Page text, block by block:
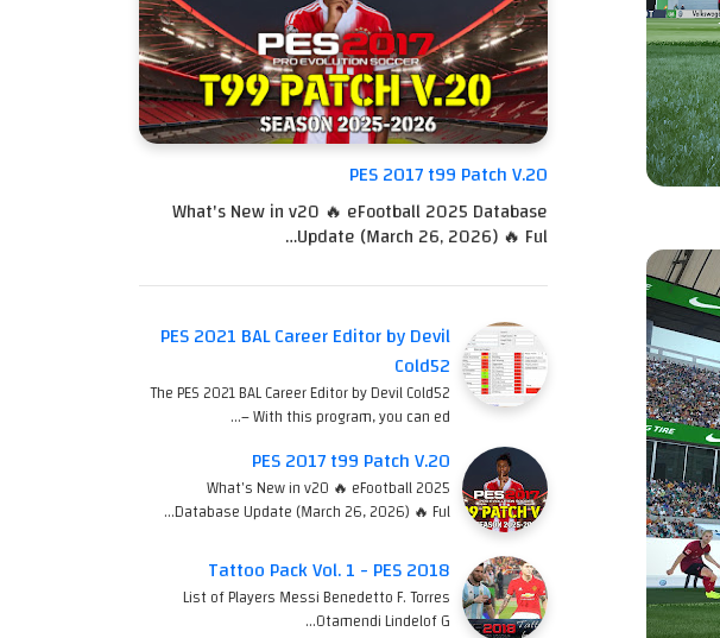
PES 2017 t99 Patch V.20
What's New in v20 🔥 eFootball 2025 Database
Update (March 26, 2026) 🔥 Ful…
PES 2021 BAL Career Editor by Devil
Cold52
The PES 2021 BAL Career Editor by Devil Cold52
– With this program, you can ed…
PES 2017 t99 Patch V.20
What's New in v20 🔥 eFootball 2025
Database Update (March 26, 2026) 🔥 Ful…
Tattoo Pack Vol. 1 - PES 2018
List of Players Messi Benedetto F. Torres
Otamendi Lindelof G…